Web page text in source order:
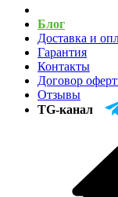
Блог
Доставка и
Гарантия
Контакты
Договор
Отзывы
TG-канал